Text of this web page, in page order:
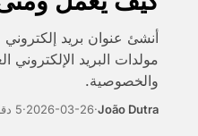
أنشئ عنوان بريد
مولدات البريد الإلكتروني
والخصوصية.
João Dutra
·
2026-03-26
·5 دقائق قراءة